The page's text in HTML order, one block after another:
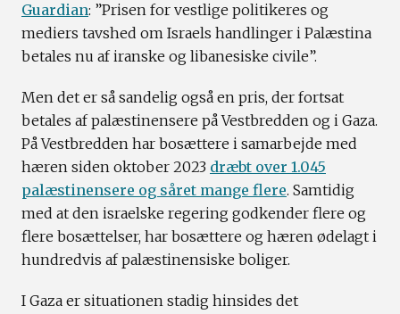
Guardian: ”Prisen for vestlige politikeres og
mediers tavshed om Israels handlinger i Palæstina
betales nu af iranske og libanesiske civile”.
Men det er så sandelig også en pris, der fortsat
betales af palæstinensere på Vestbredden og i Gaza.
På Vestbredden har bosættere i samarbejde med
hæren siden oktober 2023 dræbt over 1.045
palæstinensere og såret mange flere. Samtidig
med at den israelske regering godkender flere og
flere bosættelser, har bosættere og hæren ødelagt i
hundredvis af palæstinensiske boliger.
I Gaza er situationen stadig hinsides det